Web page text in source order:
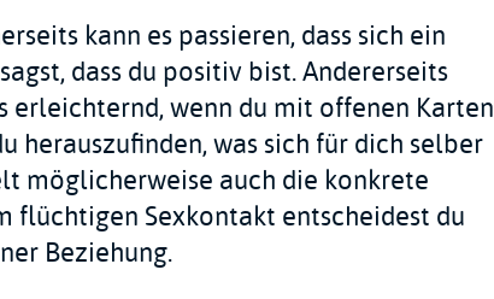
kann es passieren, dass sich ein
dass du positiv bist. Andererseits
wenn du mit offenen Karten
herauszufinden, was sich für dich selber
möglicherweise auch die konkrete
flüchtigen Sexkontakt entscheidest du
Beziehung.